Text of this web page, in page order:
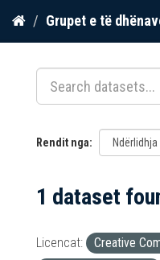
Kalo
përmbajtja
Grupet e të
Rendit nga
1 dataset
Licencat: Creative